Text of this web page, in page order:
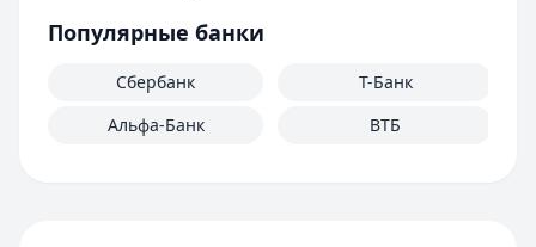
Популярные банки
Сбербанк
Альфа-Банк
Т-Банк
ВТБ